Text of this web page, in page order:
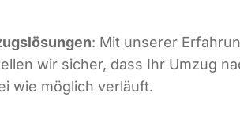
: Mit unserer
wir sicher, dass Ihr Umzug
wie möglich verläuft.